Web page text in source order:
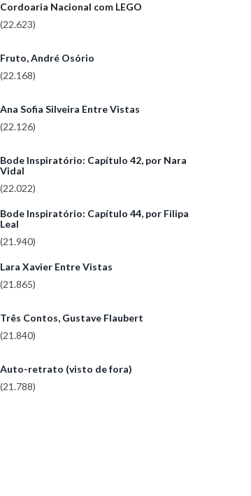
Cordoaria Nacional com LEGO
(22.623)
Fruto, André Osório
(22.168)
Ana Sofia Silveira Entre Vistas
(22.126)
Bode Inspiratório: Capítulo 42, por Nara
Vidal
(22.022)
Bode Inspiratório: Capítulo 44, por Filipa
Leal
(21.940)
Lara Xavier Entre Vistas
(21.865)
Três Contos, Gustave Flaubert
(21.840)
Auto-retrato (visto de fora)
(21.788)